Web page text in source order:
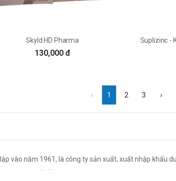
Skyld HD Pharma
130,000 đ
Suplizinc -
‹ 1 2 3 ›
vào năm 1961, là công ty sản xuất, xuất nhập khẩu
tiêu chuẩn GMP